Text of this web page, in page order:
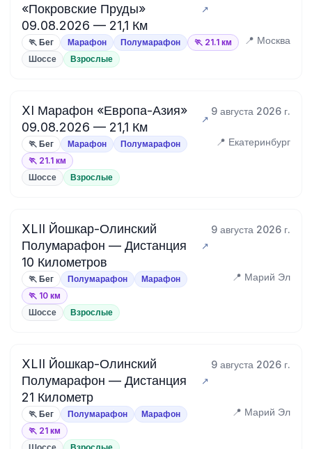
«Покровские Пруды»
09.08.2026 — 21,1 Км
🏃 Бег Марафон Полумарафон 🏃 21.1 км 📍 Москва
Шоссе Взрослые
XI Марафон «Европа-Азия»
09.08.2026 — 21,1 Км
9 августа 2026 г.
🏃 Бег Марафон
Полумарафон
🏃 21.1 км
📍 Екатеринбург
Шоссе Взрослые
XLII Йошкар-Олинский
Полумарафон — Дистанция
10 Километров
9 августа 2026 г.
🏃 Бег Полумарафон
Марафон
🏃 10 км
📍 Марий Эл
Шоссе Взрослые
XLII Йошкар-Олинский
Полумарафон — Дистанция
21 Километр
9 августа 2026 г.
🏃 Бег Полумарафон
Марафон
🏃 21 км
📍 Марий Эл